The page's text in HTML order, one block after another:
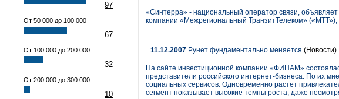
97
От 50 000 до 100 000
67
От 100 000 до 200 000
32
От 200 000 до 300 000
10
«Синтерра» - национальный оператор связи,
компании «Межрегиональный ТранзитТелеком»
11.12.2007 Рунет фундаментально меняется (Новости)
На сайте инвестиционной компании «ФИНАМ»
представители российского интернет-бизнеса. По их
социальных сервисов. Одновременно растет
сегмент показывает высокие темпы роста, даже